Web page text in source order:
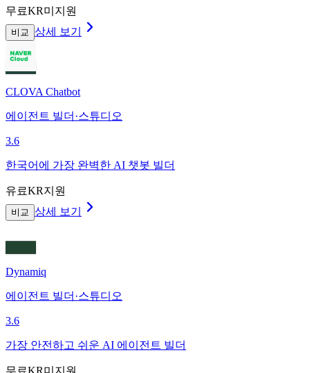
무료KR미지원
비교 상세 보기
CLOVA Chatbot
에이전트 빌더·스튜디오
3.6
한국어에 가장 완벽한 AI 챗봇 빌더
유료KR지원
비교 상세 보기
Dynamiq
에이전트 빌더·스튜디오
3.6
가장 안전하고 쉬운 AI 에이전트 빌더
무료KR미지원